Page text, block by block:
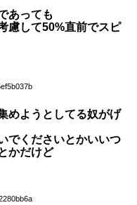
あっても
慮して50%直前でスピ
めようとしてる奴がげ
でくださいとかいいつ
かだけど